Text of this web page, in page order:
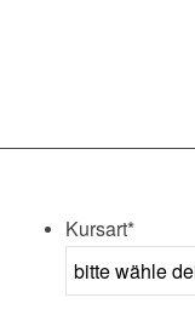
Kursart*